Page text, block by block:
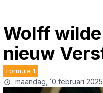
Wolff
nieuw
Formule 1
maandag, 10 februari